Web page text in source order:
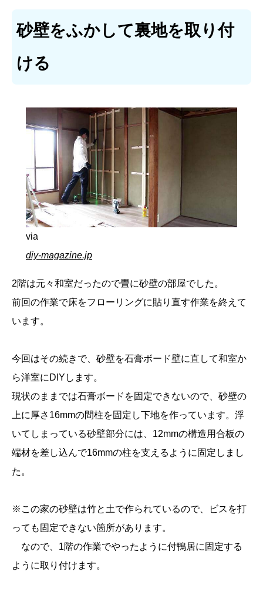
砂壁をふかして裏地を取り付
ける
via
diy-magazine.jp
2階は元々和室だったので畳に砂壁の部屋でした。
前回の作業で床をフローリングに貼り直す作業を終えて
います。
今回はその続きで、砂壁を石膏ボード壁に直して和室か
ら洋室にDIYします。
現状のままでは石膏ボードを固定できないので、砂壁の
上に厚さ16mmの間柱を固定し下地を作っています。浮
いてしまっている砂壁部分には、12mmの構造用合板の
端材を差し込んで16mmの柱を支えるように固定しまし
た。
※この家の砂壁は竹と土で作られているので、ビスを打
っても固定できない箇所があります。
なので、1階の作業でやったように付鴨居に固定する
ように取り付けます。